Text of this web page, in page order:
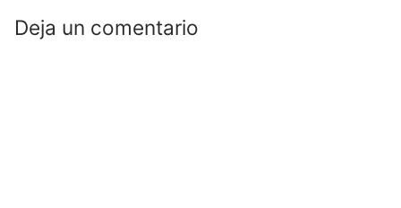
Deja un comentario